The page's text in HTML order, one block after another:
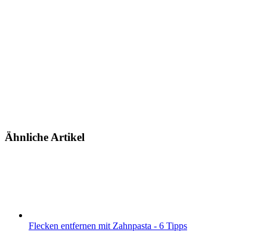
Ähnliche Artikel
Flecken entfernen mit Zahnpasta - 6 Tipps